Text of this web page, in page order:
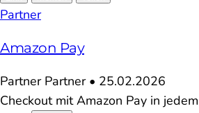
Partner
Amazon Pay
Partner Partner • 25.02.2026
Checkout mit Amazon Pay in